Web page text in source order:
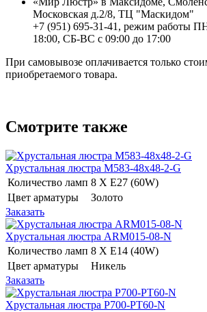
Московская д.2/8, ТЦ "Маскидом"
+7 (951) 695-31-41, режим работы
18:00, СБ-ВС с 09:00 до 17:00
При самовывозе оплачивается только
приобретаемого товара.
Смотрите также
Хрустальная люстра M583-48x48-2-G
Количество ламп 8 Х E27 (60W)
Цвет арматуры
Золото
Заказать
Хрустальная люстра ARM015-08-N
Количество ламп 8 Х E14 (40W)
Цвет арматуры
Никель
Заказать
Хрустальная люстра P700-PT60-N